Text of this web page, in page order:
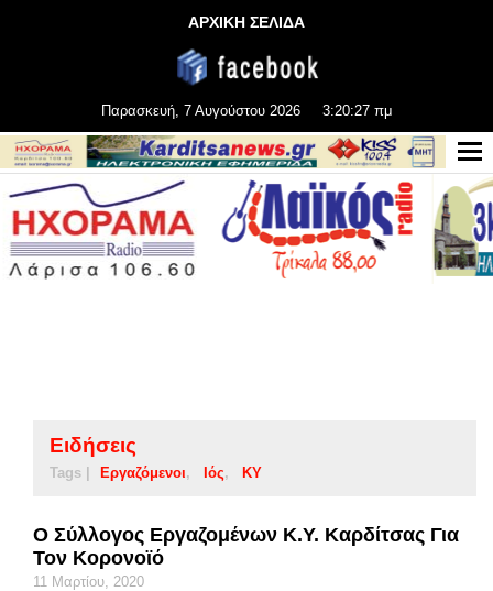
ΑΡΧΙΚΗ ΣΕΛΙΔΑ
Παρασκευή, 7 Αυγούστου 2026 3:20:27 πμ
Ειδήσεις
Tags | Εργαζόμενοι Ιός ΚΥ
Ο Σύλλογος Εργαζομένων Κ.Υ. Καρδίτσας Για
Τον Κορονοϊό
11 Μαρτίου, 2020